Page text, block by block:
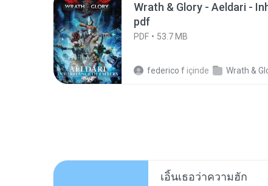
Wrath & Glory - Aeldari -
pdf
PDF 53.7 MB
federico f içinde Wrath &
เอิ้นเธอว่าความฮัก